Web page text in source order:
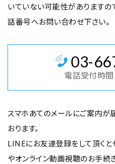
いていない可能性がありますの
話番号へお問い合わせ下さい。
03-
電話受付時間
スマホあてのメールにご案内が
おります。
LINEにお友達登録をして頂く
やオンライン動画視聴のお手続